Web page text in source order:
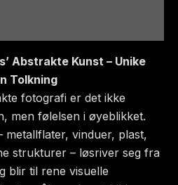
Abstrakte Kunst – Unike
Tolkning
fotografi er det ikke
men følelsen i øyeblikket.
metallflater, vinduer, plast,
strukturer – løsriver seg fra
blir til rene visuelle